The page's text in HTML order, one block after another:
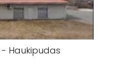
- Haukipudas